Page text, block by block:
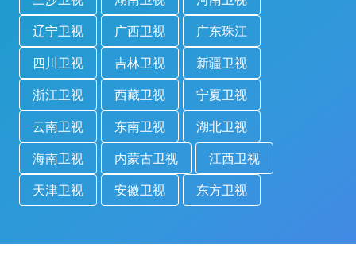
辽宁卫视
广西卫视
广东珠江
四川卫视
吉林卫视
新疆卫视
浙江卫视
西藏卫视
宁夏卫视
云南卫视
东南卫视
湖北卫视
海南卫视
内蒙古卫视
江西卫视
天津卫视
安徽卫视 东方卫视